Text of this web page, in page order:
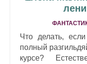
Что делать,
полный
курсе?